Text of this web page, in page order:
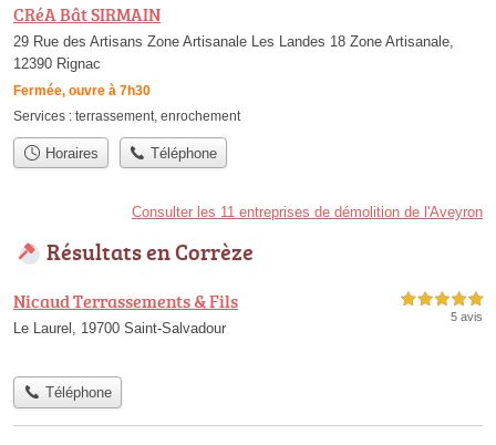
CRéA Bât SIRMAIN
29 Rue des Artisans Zone Artisanale Les Landes 18 Zone Artisanale,
12390 Rignac
Fermée, ouvre à 7h30
Services : terrassement, enrochement
Horaires Téléphone
Consulter les 11 entreprises de démolition de l'Aveyron
Résultats en Corrèze
Nicaud Terrassements & Fils
Le Laurel, 19700 Saint-Salvadour
5,0 étoiles sur 5
5 avis
Téléphone